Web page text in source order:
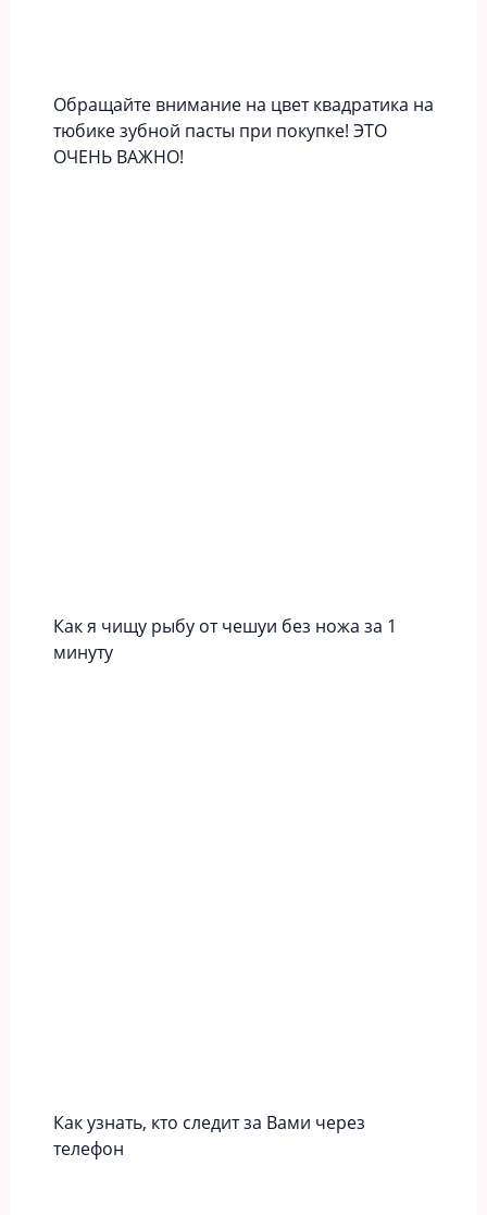
Обращайте внимание на цвет квадратика на
тюбике зубной пасты при покупке! ЭТО
ОЧЕНЬ ВАЖНО!
Как я чищу рыбу от чешуи без ножа за 1
минуту
Как узнать, кто следит за Вами через
телефон